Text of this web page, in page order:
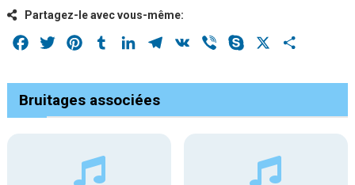
Partagez-le avec vous-même:
Facebook
Twitter PinterestTumblrLinkedInTelegram
VK Viber Skype
Bruitages associées